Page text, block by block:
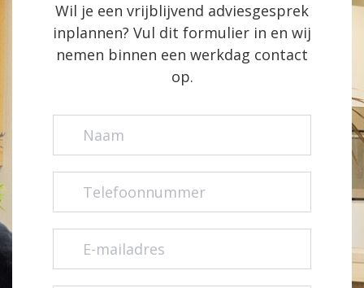
Wil je een vrijblijvend adviesgesprek
inplannen? Vul dit formulier in en wij
nemen binnen een werkdag contact
op.